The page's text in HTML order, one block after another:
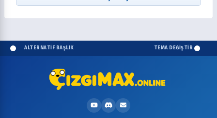
ALTERNATİF BAŞLIK TEMA DEĞİŞTİR